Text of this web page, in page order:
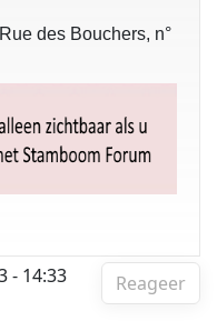
des Bouchers, n°
Reageer
- 14:33